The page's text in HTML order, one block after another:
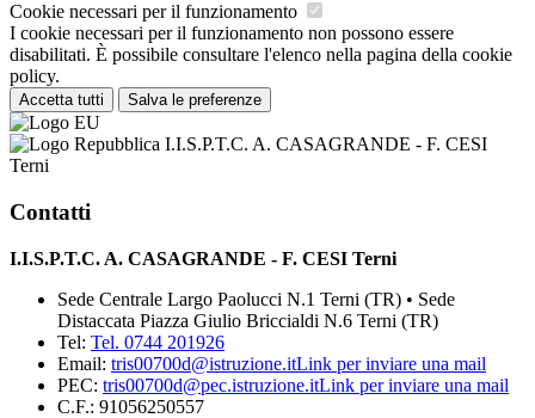
Cookie necessari per il funzionamento
I cookie necessari per il funzionamento non possono essere
disabilitati. È possibile consultare l'elenco nella pagina della cookie
policy.
Accetta tutti Salva le preferenze
I.I.S.P.T.C. A. CASAGRANDE - F. CESI
Terni
Contatti
I.I.S.P.T.C. A. CASAGRANDE - F. CESI Terni
Sede Centrale Largo Paolucci N.1 Terni (TR) • Sede
Distaccata Piazza Giulio Briccialdi N.6 Terni (TR)
Tel: Tel. 0744 201926
Email: tris00700d@istruzione.itLink per inviare una mail
PEC: tris00700d@pec.istruzione.itLink per inviare una mail
C.F.: 91056250557